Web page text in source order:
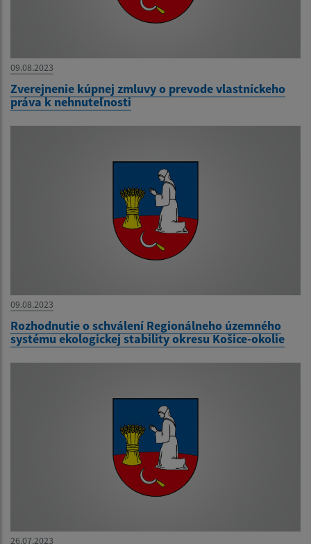
09.08.2023
Zverejnenie kúpnej zmluvy o prevode vlastníckeho
práva k nehnuteľnosti
09.08.2023
Rozhodnutie o schválení Regionálneho územného
systému ekologickej stability okresu Košice-okolie
26.07.2023